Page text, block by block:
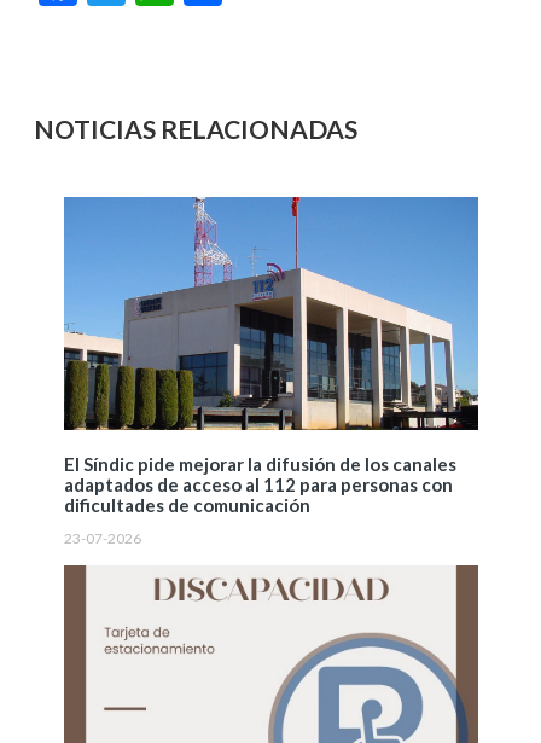
NOTICIAS RELACIONADAS
El Síndic pide mejorar la difusión de los canales
adaptados de acceso al 112 para personas con
dificultades de comunicación
23-07-2026